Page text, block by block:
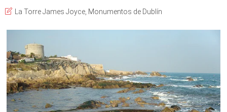
La Torre James Joyce Monumentos de Dublín